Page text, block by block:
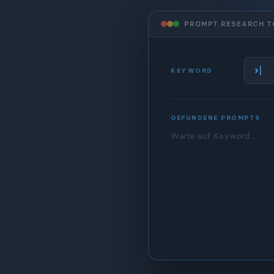
PROMPT RESEARCH
KEYWORD ›|
GEFUNDENE PROMPTS
Warte auf Keyword…